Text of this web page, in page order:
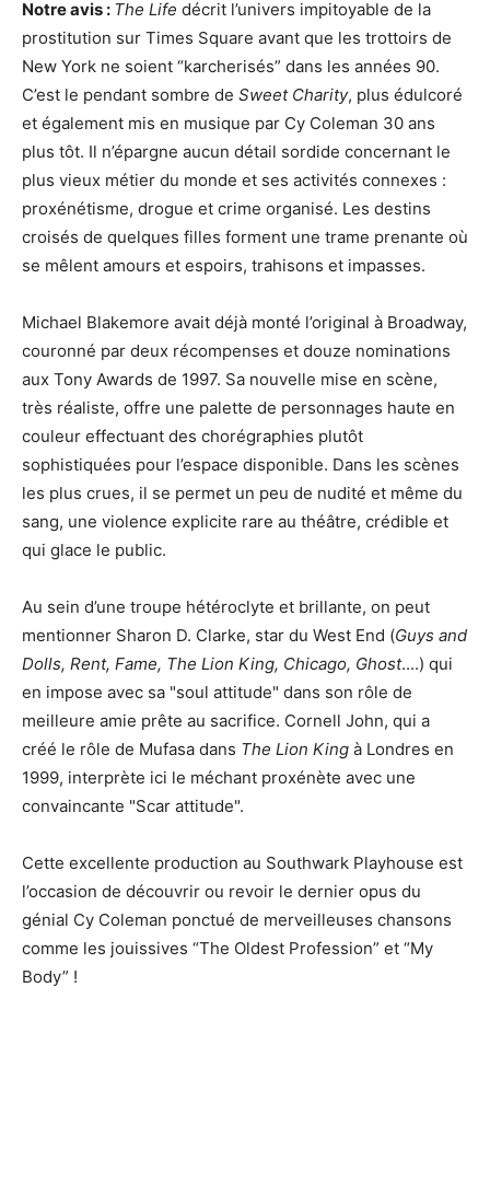
Notre avis : The Life décrit l’univers impitoyable de la
prostitution sur Times Square avant que les trottoirs de
New York ne soient “karcherisés” dans les années 90.
C’est le pendant sombre de Sweet Charity, plus édulcoré
et également mis en musique par Cy Coleman 30 ans
plus tôt. Il n’épargne aucun détail sordide concernant le
plus vieux métier du monde et ses activités connexes :
proxénétisme, drogue et crime organisé. Les destins
croisés de quelques filles forment une trame prenante où
se mêlent amours et espoirs, trahisons et impasses.
Michael Blakemore avait déjà monté l’original à Broadway,
couronné par deux récompenses et douze nominations
aux Tony Awards de 1997. Sa nouvelle mise en scène,
très réaliste, offre une palette de personnages haute en
couleur effectuant des chorégraphies plutôt
sophistiquées pour l’espace disponible. Dans les scènes
les plus crues, il se permet un peu de nudité et même du
sang, une violence explicite rare au théâtre, crédible et
qui glace le public.
Au sein d’une troupe hétéroclyte et brillante, on peut
mentionner Sharon D. Clarke, star du West End (Guys and
Dolls, Rent, Fame, The Lion King, Chicago, Ghost....) qui
en impose avec sa "soul attitude" dans son rôle de
meilleure amie prête au sacrifice. Cornell John, qui a
créé le rôle de Mufasa dans The Lion King à Londres en
1999, interprète ici le méchant proxénète avec une
convaincante "Scar attitude".
Cette excellente production au Southwark Playhouse est
l’occasion de découvrir ou revoir le dernier opus du
génial Cy Coleman ponctué de merveilleuses chansons
comme les jouissives “The Oldest Profession” et “My
Body” !